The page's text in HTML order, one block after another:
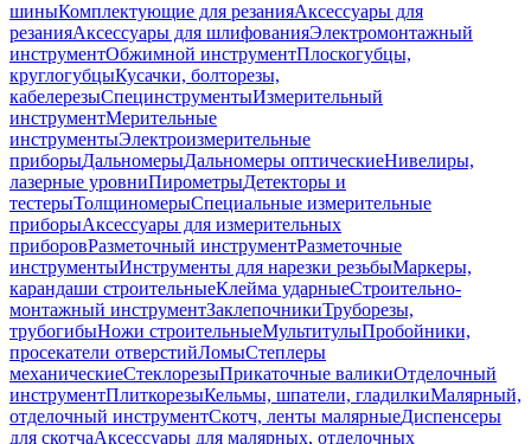
шиныКомплектующие для резанияАксессуары для
резанияАксессуары для шлифованияЭлектромонтажный
инструментОбжимной инструментПлоскогубцы,
круглогубцыКусачки, болторезы,
кабелерезыСпецинструментыИзмерительный
инструментМерительные
инструментыЭлектроизмерительные
приборыДальномерыДальномеры оптическиеНивелиры,
лазерные уровниПирометрыДетекторы и
тестерыТолщиномерыСпециальные измерительные
приборыАксессуары для измерительных
приборовРазметочный инструментРазметочные
инструментыИнструменты для нарезки резьбыМаркеры,
карандаши строительныеКлейма ударныеСтроительно-
монтажный инструментЗаклепочникиТруборезы,
трубогибыНожи строительныеМультитулыПробойники,
просекатели отверстийЛомыСтеплеры
механическиеСтеклорезыПрикаточные валикиОтделочный
инструментПлиткорезыКельмы, шпатели, гладилкиМалярный,
отделочный инструментСкотч, ленты малярныеДиспенсеры
для скотчаАксессуары для малярных, отделочных